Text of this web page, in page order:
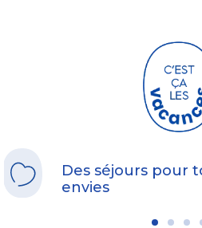
Des séjours pour
envies